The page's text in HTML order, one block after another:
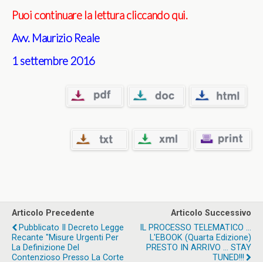
Puoi continuare la lettura cliccando qui.
Avv. Maurizio Reale
1 settembre 2016
Articolo Precedente
Pubblicato Il Decreto Legge
Recante "Misure Urgenti Per
La Definizione Del
Contenzioso Presso La Corte
Articolo Successivo
IL PROCESSO TELEMATICO ...
L'EBOOK (quarta Edizione)
PRESTO IN ARRIVO ... STAY
TUNED!!!